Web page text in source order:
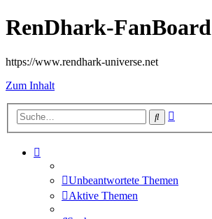
RenDhark-FanBoard
https://www.rendhark-universe.net
Zum Inhalt
Suche
Unbeantwortete Themen
Aktive Themen